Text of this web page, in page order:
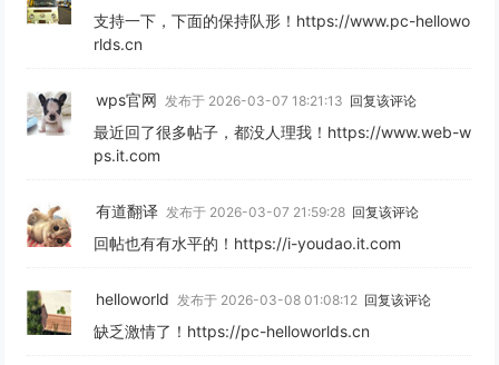
支持一下，下面的保持队形！https://www.pc-hellowo
rlds.cn
wps官网 发布于 2026-03-07 18:21:13 回复该评论
最近回了很多帖子，都没人理我！https://www.web-w
ps.it.com
有道翻译 发布于 2026-03-07 21:59:28 回复该评论
回帖也有有水平的！https://i-youdao.it.com
helloworld 发布于 2026-03-08 01:08:12 回复该评论
缺乏激情了！https://pc-helloworlds.cn